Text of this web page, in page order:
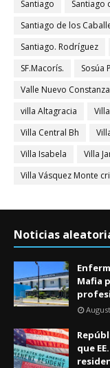
Santiago
Santiago
Santiago de los
Santiago. Rodríguez
SF.Macorís.
Sosúa
Valle Nuevo Constanza
villa Altagracia
Villa Central Bh
Villa Isabela
Villa
Villa Vásquez Monte
Noticias
Mafia
que